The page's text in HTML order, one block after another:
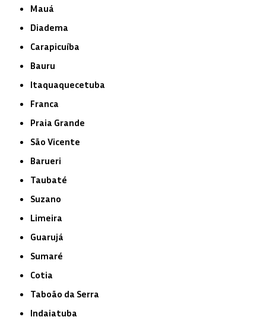
Mauá
Diadema
Carapicuíba
Bauru
Itaquaquecetuba
Franca
Praia Grande
São Vicente
Barueri
Taubaté
Suzano
Limeira
Guarujá
Sumaré
Cotia
Taboão da Serra
Indaiatuba